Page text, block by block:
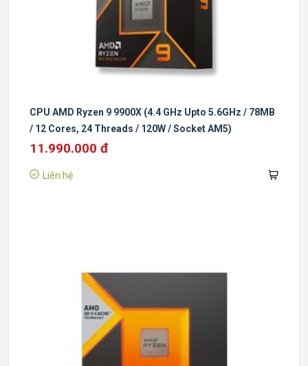
CPU AMD Ryzen 9 9900X (4.4 GHz Upto 5.6GHz / 78MB
/ 12 Cores, 24 Threads / 120W / Socket AM5)
11.990.000 đ
Liên hệ